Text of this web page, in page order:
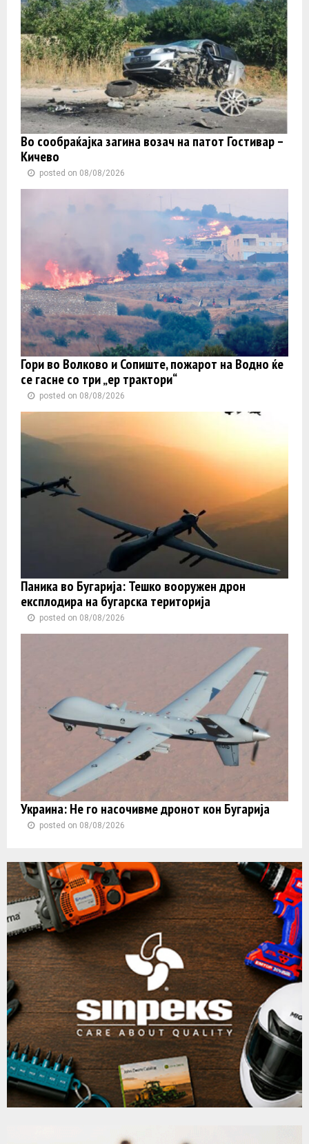
Во сообраќајка загина возач на патот Гостивар –
Кичево
posted on 08/08/2026
Гори во Волково и Сопиште, пожарот на Водно ќе
се гасне со три „ер трактори“
posted on 08/08/2026
Паника во Бугарија: Тешко вооружен дрон
експлодира на бугарска територија
posted on 08/08/2026
Украина: Не го насочивме дронот кон Бугарија
posted on 08/08/2026